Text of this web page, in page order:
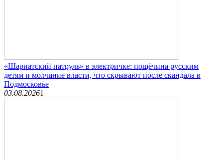
«Шариатский патруль» в электричке: пощёчина русским
детям и молчание власти, что скрывают после скандала в
Подмосковье
03.08.20261